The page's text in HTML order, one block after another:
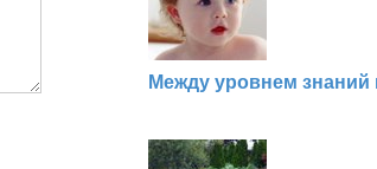
Между уровнем знаний